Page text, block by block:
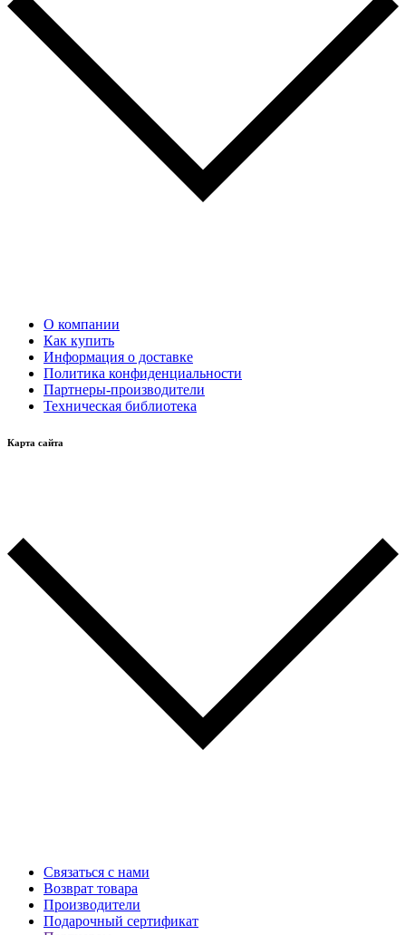
О компании
Как купить
Информация о доставке
Политика конфиденциальности
Партнеры-производители
Техническая библиотека
Карта сайта
Связаться с нами
Возврат товара
Производители
Подарочный сертификат